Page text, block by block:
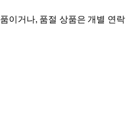
이거나, 품절 상품은 개별 연락